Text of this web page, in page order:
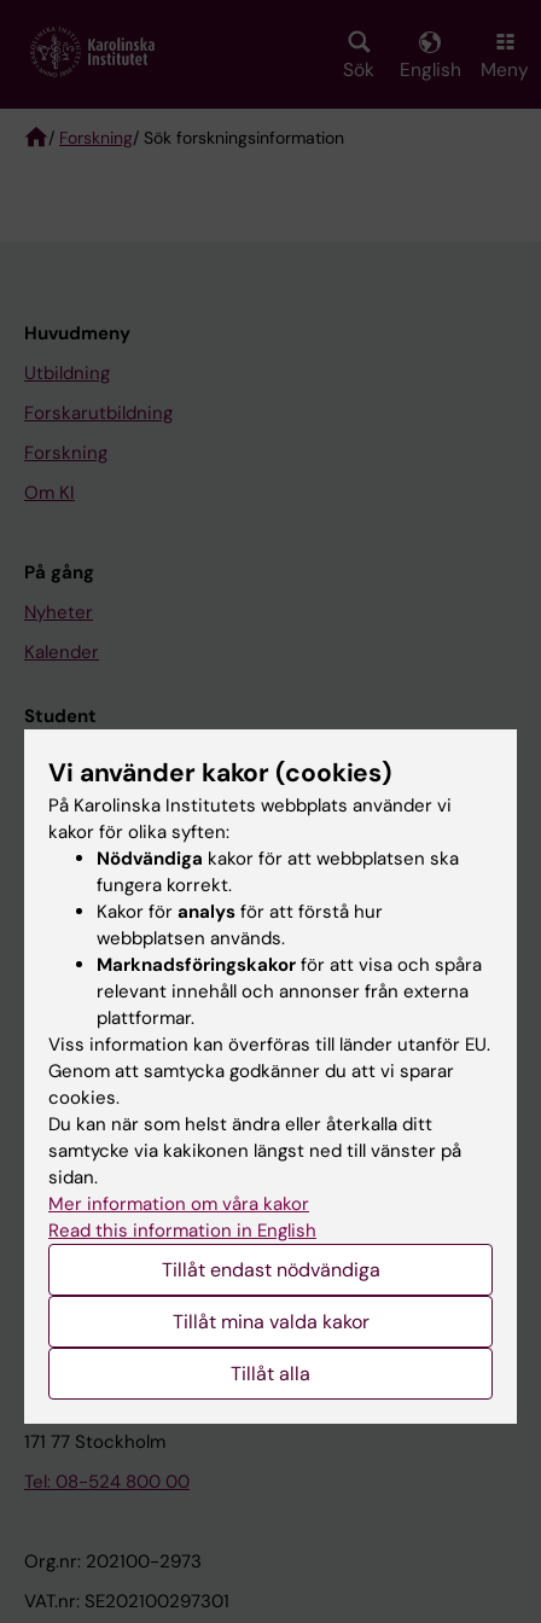
main
Sök English Meny
/ Forskning/ Sök forskningsinformation
Huvudmeny
Utbildning
Forskarutbildning
Forskning
Om KI
På gång
Nyheter
Kalender
Student
Ladok
Canvas
Schema
Studentmejlen
Kurs- och programwebbar
Student på KI
Medarbetare
Medarbetarportalen
Kontakta och besök KI
Universitetsbiblioteket
Stöd forskning och utbildning
Karolinska Institutet Innovation
Kontakta presstjänsten
Karolinska Institutet
171 77 Stockholm
Tel: 08-524 800 00
Org.nr: 202100-2973
VAT.nr: SE202100297301
Vi använder kakor (cookies)
På Karolinska Institutets webbplats använder vi
kakor för olika syften:
Nödvändiga kakor för att webbplatsen ska
fungera korrekt.
Kakor för analys för att förstå hur
webbplatsen används.
Marknadsföringskakor för att visa och spåra
relevant innehåll och annonser från externa
plattformar.
Viss information kan överföras till länder utanför EU.
Genom att samtycka godkänner du att vi sparar
cookies.
Du kan när som helst ändra eller återkalla ditt
samtycke via kakikonen längst ned till vänster på
sidan.
Mer information om våra kakor
Read this information in English
Tillåt endast nödvändiga
Tillåt mina valda kakor
Tillåt alla